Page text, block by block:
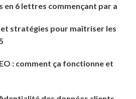
en 6 lettres commençant par a
et stratégies pour maîtriser les
: comment ça fonctionne et